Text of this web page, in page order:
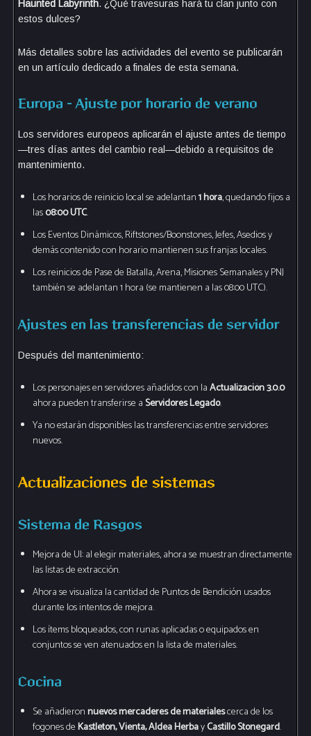
Haunted Labyrinth. ¿Qué travesuras hará tu clan junto con
estos dulces?
Más detalles sobre las actividades del evento se publicarán
en un artículo dedicado a finales de esta semana.
Europa – Ajuste por horario de verano
Los servidores europeos aplicarán el ajuste antes de tiempo
—tres días antes del cambio real—debido a requisitos de
mantenimiento.
Los horarios de reinicio local se adelantan1 hora, quedando fijos a
las08:00 UTC.
Los Eventos Dinámicos, Riftstones/Boonstones, Jefes, Asedios y
demás contenido con horario mantienen sus franjas locales.
Los reinicios de Pase de Batalla, Arena, Misiones Semanales y PNJ
también se adelantan 1 hora (se mantienen a las 08:00 UTC).
Ajustes en las transferencias de servidor
Después del mantenimiento:
Los personajes en servidores añadidos con laActualización 3.0.0
ahora pueden transferirse a Servidores Legado.
Ya no estarán disponibles las transferencias entre servidores
nuevos.
Actualizaciones de sistemas
Sistema de Rasgos
Mejora de UI: al elegir materiales, ahora se muestran directamente
las listas de extracción.
Ahora se visualiza la cantidad de Puntos de Bendición usados
durante los intentos de mejora.
Los ítems bloqueados, con runas aplicadas o equipados en
conjuntos se ven atenuados en la lista de materiales.
Cocina
Se añadieronnuevos mercaderes de materialescerca de los
fogones deKastleton, Vienta, Aldea HerbayCastillo Stonegard.